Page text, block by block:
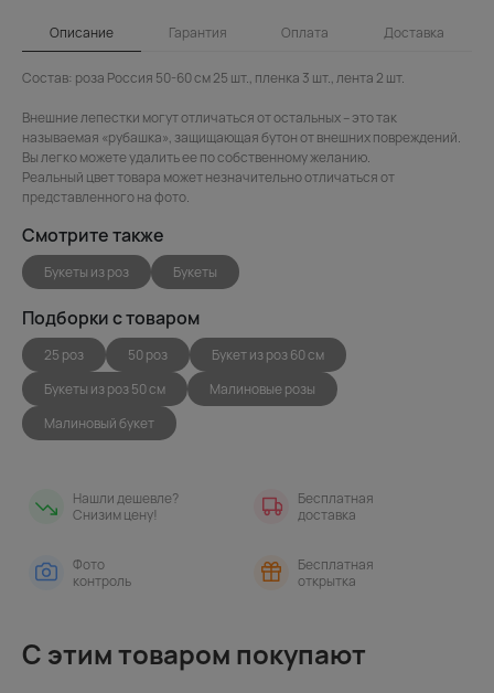
Описание Гарантия Оплата Доставка
Состав: роза Россия 50-60 см 25 шт., пленка 3 шт., лента 2 шт.
Внешние лепестки могут отличаться от остальных – это так
называемая «рубашка», защищающая бутон от внешних повреждений.
Вы легко можете удалить ее по собственному желанию.
Реальный цвет товара может незначительно отличаться от
представленного на фото.
Смотрите также
Букеты из роз Букеты
Подборки с товаром
25 роз 50 роз
Букет из роз 60 см
Букеты из роз 50 см
Малиновые розы
Малиновый букет
Нашли дешевле?
Снизим цену!
Бесплатная
доставка
Фото
контроль
Бесплатная
открытка
С этим товаром покупают